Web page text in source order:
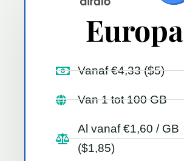
Europa
Vanaf €4,33 ($5)
Van 1 tot 100 GB
Al vanaf €1,60 / GB
($1,85)